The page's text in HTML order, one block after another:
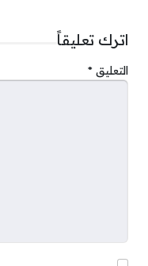
اترك تعليقاً
التعليق *